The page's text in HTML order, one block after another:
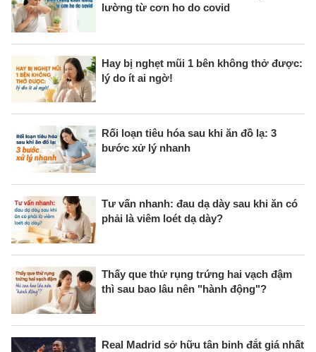
lường từ cơn ho do covid
Hay bị nghẹt mũi 1 bên không thở được:
lý do ít ai ngờ!
Rối loạn tiêu hóa sau khi ăn đồ lạ: 3
bước xử lý nhanh
Tư vấn nhanh: đau dạ dày sau khi ăn có
phải là viêm loét dạ dày?
Thấy que thử rụng trứng hai vạch đậm
thì sau bao lâu nên "hành động"?
Real Madrid sở hữu tân binh đắt giá nhất